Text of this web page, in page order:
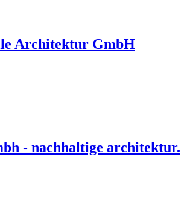
Architektur GmbH
- nachhaltige architektur.